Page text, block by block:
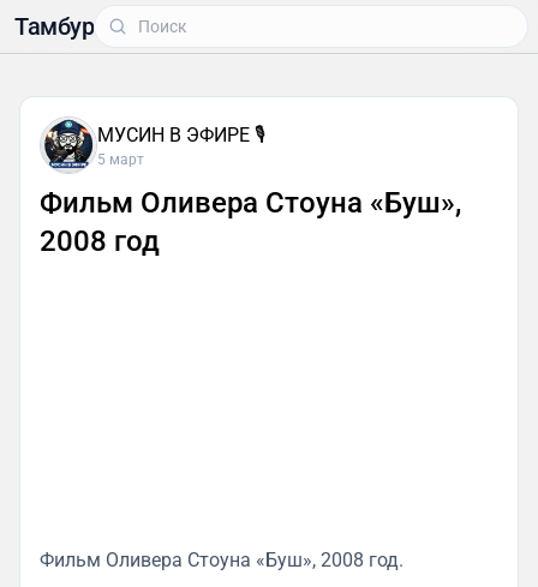
Тамбур
МУСИН В ЭФИРЕ 🎙
5 март
Фильм Оливера Стоуна «Буш»,
2008 год
Фильм Оливера Стоуна «Буш», 2008 год.